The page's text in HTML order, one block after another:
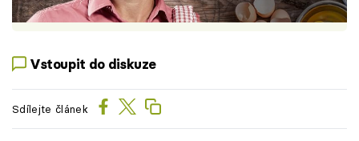
Vstoupit do diskuze
Sdílejte článek